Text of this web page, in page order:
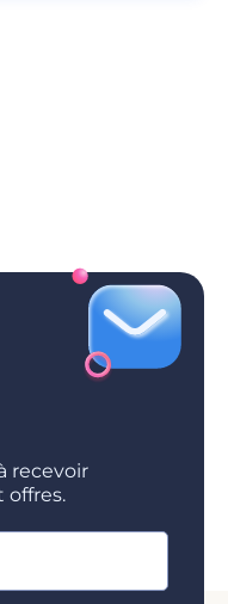
recevoir
offres.